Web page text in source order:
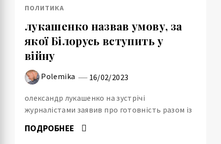
ПОЛИТИКА
лукашенко назвав умову, за
якої Білорусь вступить у
війну
Polemika 16/02/2023
олександр лукашенко на зустрічі
журналістами заявив про готовність разом із
ПОДРОБНЕЕ